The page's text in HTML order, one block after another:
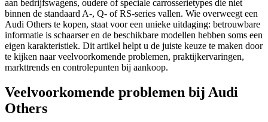
aan bedrijfswagens, oudere of speciale carrosserietypes die niet
binnen de standaard A-, Q- of RS-series vallen. Wie overweegt een
Audi Others te kopen, staat voor een unieke uitdaging: betrouwbare
informatie is schaarser en de beschikbare modellen hebben soms een
eigen karakteristiek. Dit artikel helpt u de juiste keuze te maken door
te kijken naar veelvoorkomende problemen, praktijkervaringen,
markttrends en controlepunten bij aankoop.
Veelvoorkomende problemen bij Audi
Others